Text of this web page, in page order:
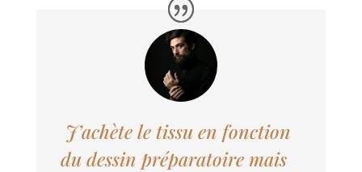
J’achète le tissu en fonction
du dessin préparatoire mais